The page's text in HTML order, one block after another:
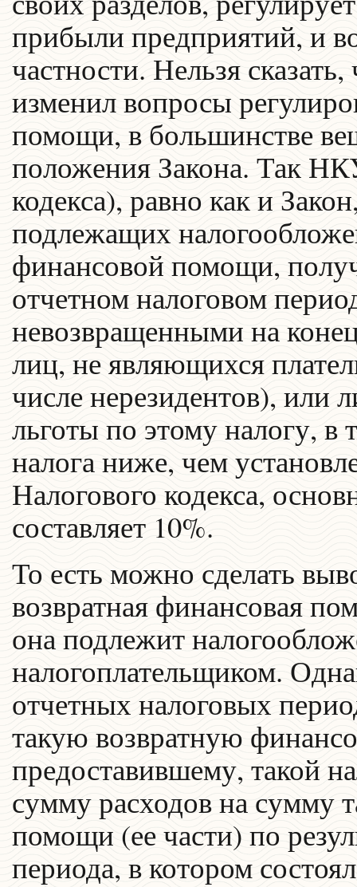
прибыли предприятий, и
частности. Нельзя
изменил вопросы
помощи, в большинстве
положения Закона. Так
кодекса), равно как и
подлежащих
финансовой помощи,
отчетном налоговом
невозвращенными на
лиц, не являющихся
числе нерезидентов),
льготы по этому налогу, в
налога ниже, чем
Налогового кодекса,
составляет 10%.
То есть можно сделать
возвратная финансовая
она подлежит
налогоплательщиком.
отчетных налоговых
такую возвратную
предоставившему, такой
сумму расходов на сумму
помощи (ее части) по
периода, в котором